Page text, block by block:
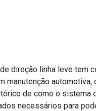
direção linha leve tem
manutenção
de como o
necessários para